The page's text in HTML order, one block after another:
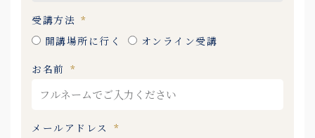
受講方法
開講場所に行く
オンライン受講
お名前
メールアドレス